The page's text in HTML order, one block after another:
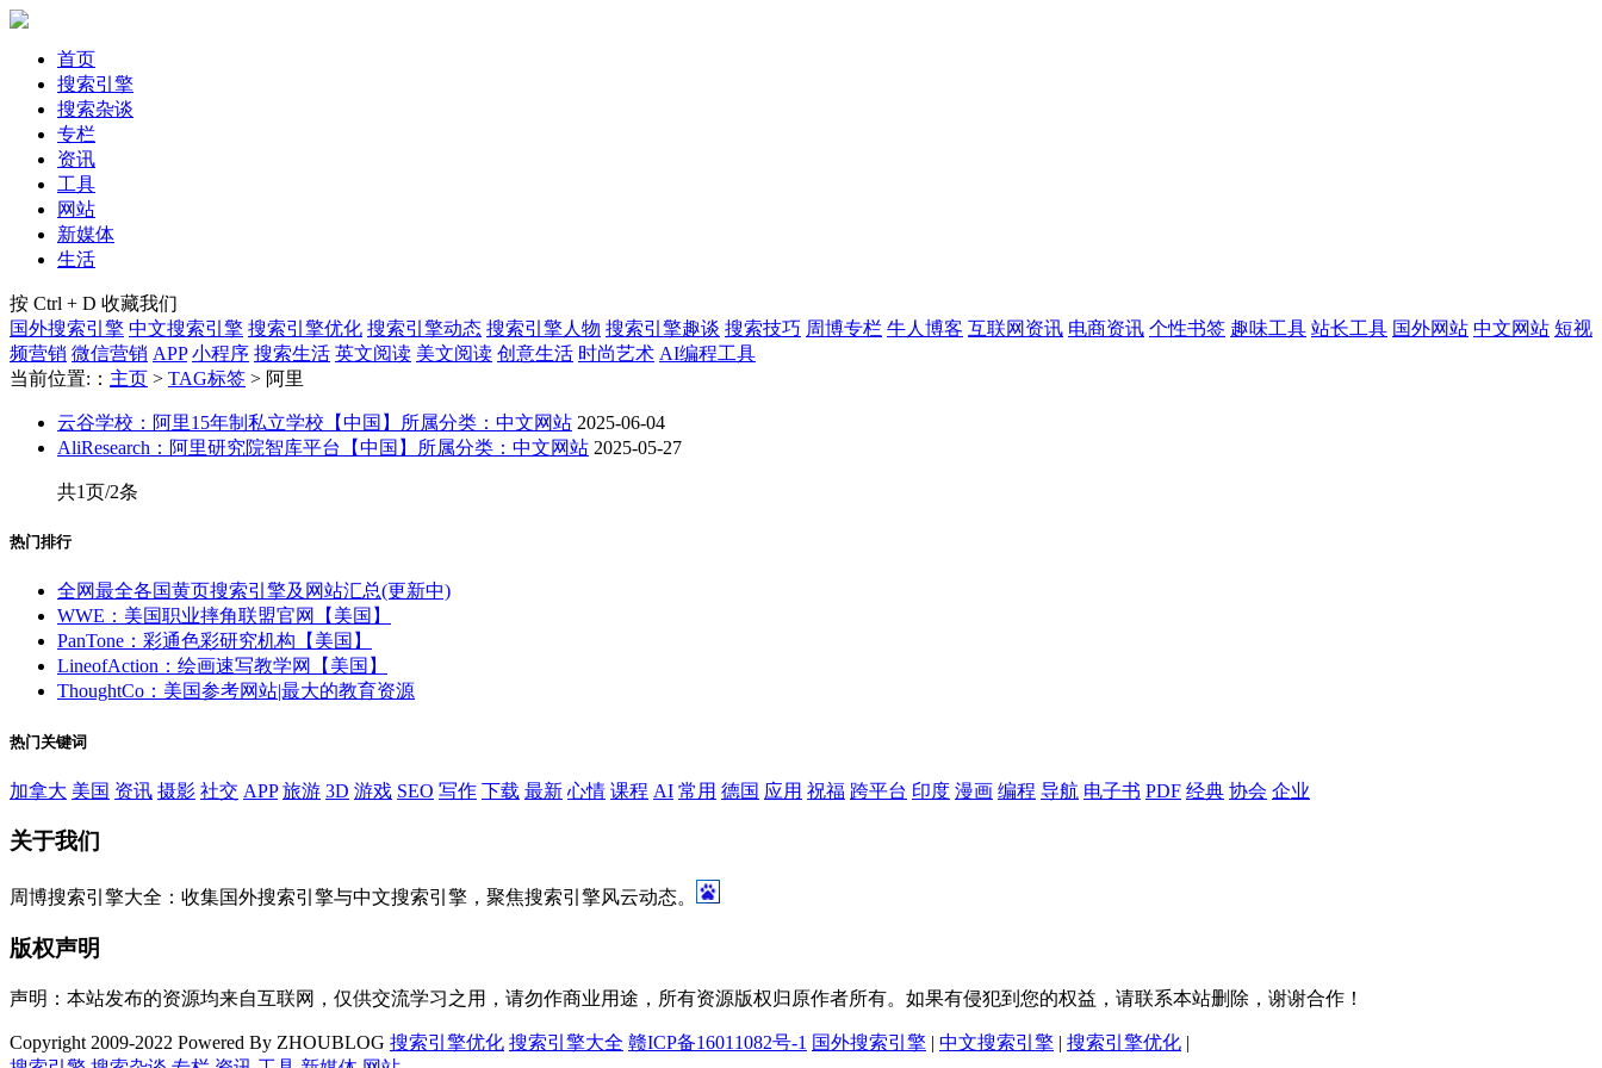
首页
搜索引擎
搜索杂谈
专栏
资讯
工具
网站
新媒体
生活
按 Ctrl + D 收藏我们
国外搜索引擎 中文搜索引擎 搜索引擎优化 搜索引擎动态 搜索引擎人物 搜索引擎趣谈 搜索技巧 周博专栏 牛人博客 互联网资讯 电商资讯 个性书签 趣味工具 站长工具 国外网站 中文网站 短视
频营销 微信营销 APP 小程序 搜索生活 英文阅读 美文阅读 创意生活 时尚艺术 AI编程工具
当前位置:： 主页 > TAG标签 > 阿里
云谷学校：阿里15年制私立学校【中国】 所属分类：中文网站 2025-06-04
AliResearch：阿里研究院智库平台【中国】
所属分类：中文网站 2025-05-27
共1页/2条
热门排行
全网最全各国黄页搜索引擎及网站汇总(更新中)
WWE：美国职业摔角联盟官网【美国】
PanTone：彩通色彩研究机构【美国】
LineofAction：绘画速写教学网【美国】
ThoughtCo：美国参考网站|最大的教育资源
热门关键词
加拿大 美国 资讯 摄影 社交 APP 旅游 3D 游戏 SEO 写作 下载 最新 心情 课程 AI 常用 德国 应用 祝福 跨平台 印度 漫画 编程 导航 电子书 PDF 经典 协会 企业
关于我们
周博搜索引擎大全：收集国外搜索引擎与中文搜索引擎，聚焦搜索引擎风云动态。
版权声明
声明：本站发布的资源均来自互联网，仅供交流学习之用，请勿作商业用途，所有资源版权归原作者所有。如果有侵犯到您的权益，请联系本站删除，谢谢合作！
Copyright 2009-2022 Powered By ZHOUBLOG 搜索引擎优化 搜索引擎大全 赣ICP备16011082号-1 国外搜索引擎 | 中文搜索引擎 | 搜索引擎优化 |